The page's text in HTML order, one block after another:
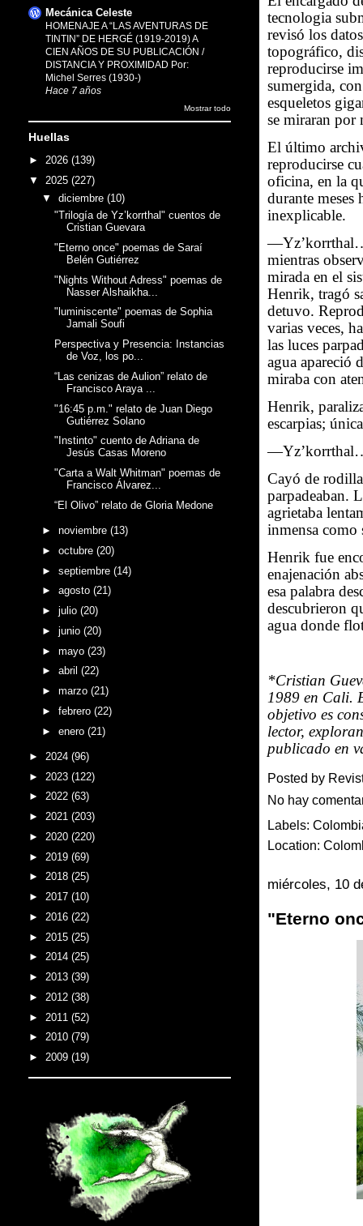
tecnologia
revisó los
topográfico,
reproducirse
sumergida,
esqueletos
se miraran por
El último
reproducirse
oficina, en la
durante
inexplicable.
mientras
mirada en el
Henrik, tragó
detuvo.
varias veces,
las luces
agua apareció
miraba con
Henrik,
escarpias;
Cayó de
parpadeaban.
agrietaba
inmensa como
Henrik fue
enajenación
esa palabra
descubrieron
agua donde
*Cristian
1989 en Cali.
objetivo es
lector,
publicado en
Posted by
No hay
Labels:
Location:
miércoles, 10
"Eterno
Mecánica Celeste
HOMENAJE A “LAS AVENTURAS DE
TINTIN” DE HERGÉ (1919-2019) A
CIEN AÑOS DE SU PUBLICACIÓN /
DISTANCIA Y PROXIMIDAD Por:
Michel Serres (1930-)
Hace 7 años
Mostrar todo
Huellas
► 2026 (139)
▼ 2025 (227)
▼ diciembre (10)
"Trilogía de Yz’korrthal" cuentos de
Cristian Guevara
"Eterno once" poemas de Saraí
Belén Gutiérrez
"Nights Without Adress" poemas de
Nasser Alshaikha...
"luminiscente" poemas de Sophia
Jamali Soufi
Perspectiva y Presencia: Instancias
de Voz, los po...
“Las cenizas de Aulion” relato de
Francisco Araya ...
"16:45 p.m." relato de Juan Diego
Gutiérrez Solano
"Instinto" cuento de Adriana de
Jesús Casas Moreno
"Carta a Walt Whitman" poemas de
Francisco Álvarez...
“El Olivo” relato de Gloria Medone
► noviembre (13)
► octubre (20)
► septiembre (14)
► agosto (21)
► julio (20)
► junio (20)
► mayo (23)
► abril (22)
► marzo (21)
► febrero (22)
► enero (21)
► 2024 (96)
► 2023 (122)
► 2022 (63)
► 2021 (203)
► 2020 (220)
► 2019 (69)
► 2018 (25)
► 2017 (10)
► 2016 (22)
► 2015 (25)
► 2014 (25)
► 2013 (39)
► 2012 (38)
► 2011 (52)
► 2010 (79)
► 2009 (19)